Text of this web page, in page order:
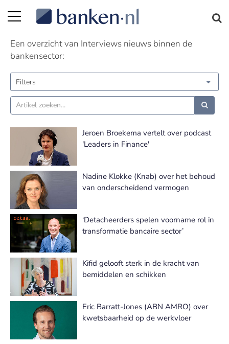
Interviews nieuws | Pagina 11
Een overzicht van Interviews nieuws binnen de
bankensector:
Filters
Jeroen Broekema vertelt over podcast
'Leaders in Finance'
Nadine Klokke (Knab) over het behoud
van onderscheidend vermogen
‘Detacheerders spelen voorname rol in
transformatie bancaire sector’
Kifid gelooft sterk in de kracht van
bemiddelen en schikken
Eric Barratt-Jones (ABN AMRO) over
kwetsbaarheid op de werkvloer